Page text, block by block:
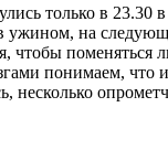
только в 23.30
ужином, на
чтобы поменяться
понимаем, что
несколько